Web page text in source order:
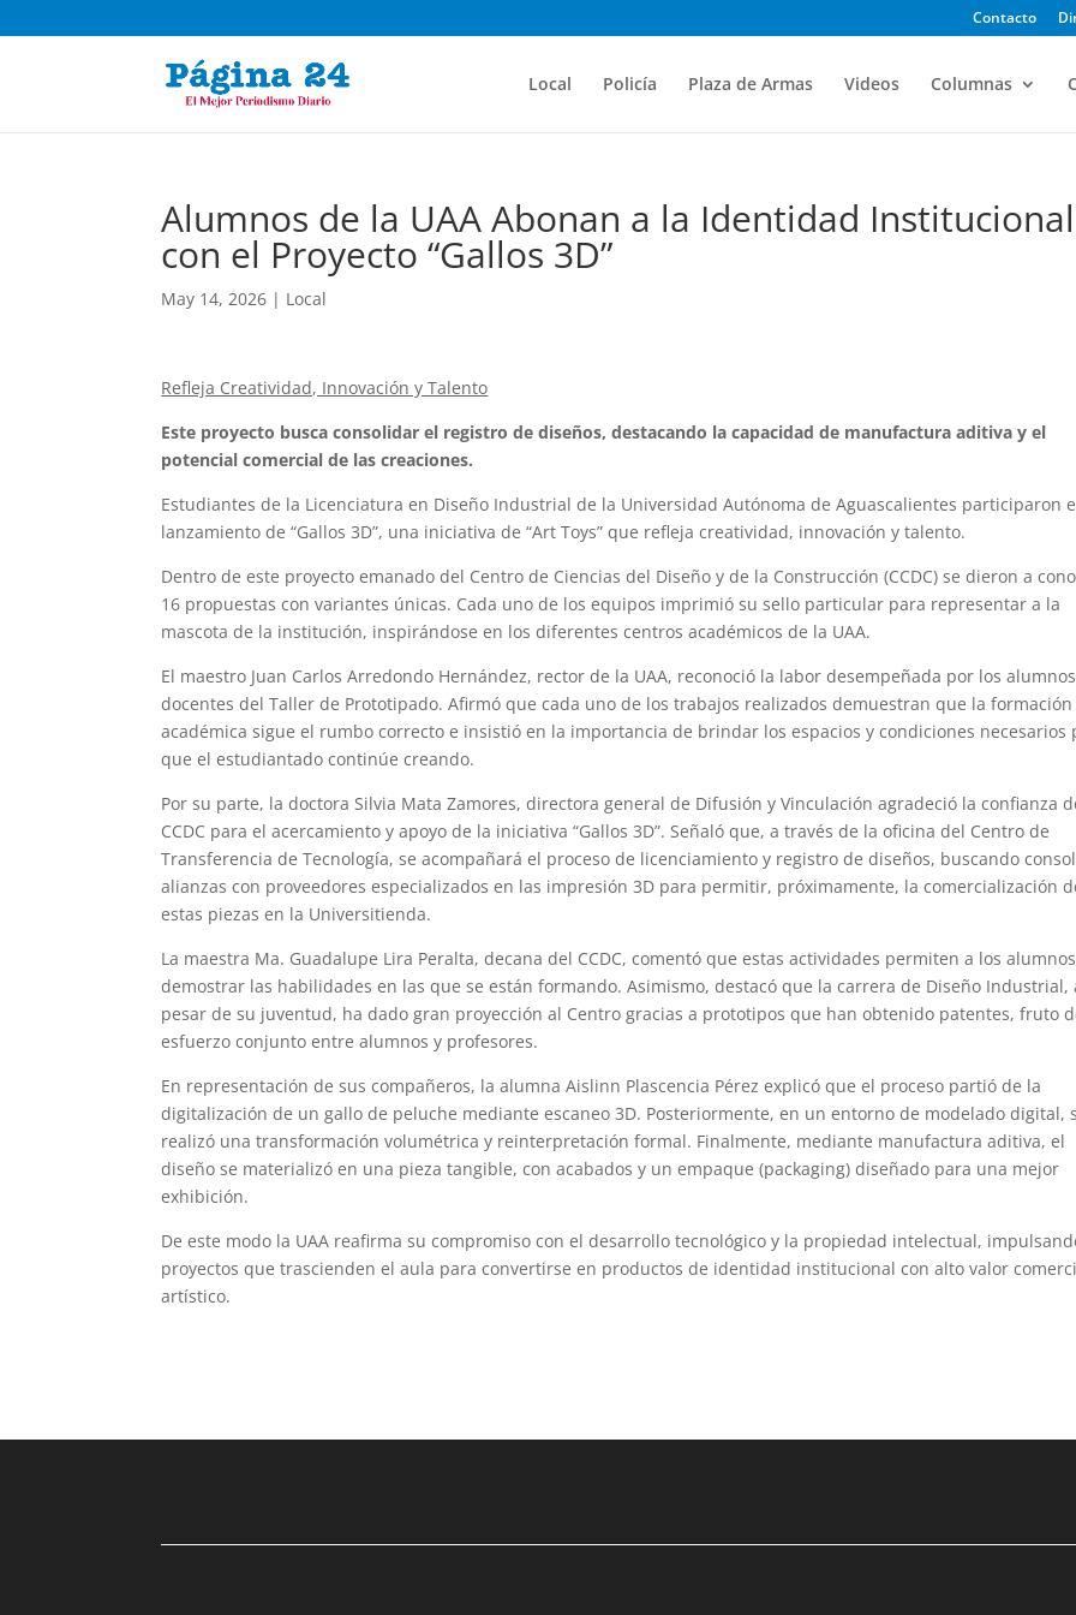
Contacto
Local Policía Plaza de Armas Videos Columnas
Alumnos de la UAA Abonan a la Identidad Institucional
con el Proyecto “Gallos 3D”
May 14, 2026 | Local
Refleja Creatividad, Innovación y Talento
Este proyecto busca consolidar el registro de diseños, destacando la capacidad de manufactura aditiva y el
potencial comercial de las creaciones.
Estudiantes de la Licenciatura en Diseño Industrial de la Universidad Autónoma de Aguascalientes participaron
lanzamiento de “Gallos 3D”, una iniciativa de “Art Toys” que refleja creatividad, innovación y talento.
Dentro de este proyecto emanado del Centro de Ciencias del Diseño y de la Construcción (CCDC) se dieron a
16 propuestas con variantes únicas. Cada uno de los equipos imprimió su sello particular para representar a la
mascota de la institución, inspirándose en los diferentes centros académicos de la UAA.
El maestro Juan Carlos Arredondo Hernández, rector de la UAA, reconoció la labor desempeñada por los
docentes del Taller de Prototipado. Afirmó que cada uno de los trabajos realizados demuestran que la formación
académica sigue el rumbo correcto e insistió en la importancia de brindar los espacios y condiciones necesarios
que el estudiantado continúe creando.
Por su parte, la doctora Silvia Mata Zamores, directora general de Difusión y Vinculación agradeció la confianza
CCDC para el acercamiento y apoyo de la iniciativa “Gallos 3D”. Señaló que, a través de la oficina del Centro de
Transferencia de Tecnología, se acompañará el proceso de licenciamiento y registro de diseños, buscando
alianzas con proveedores especializados en las impresión 3D para permitir, próximamente, la comercialización
estas piezas en la Universitienda.
La maestra Ma. Guadalupe Lira Peralta, decana del CCDC, comentó que estas actividades permiten a los alumnos
demostrar las habilidades en las que se están formando. Asimismo, destacó que la carrera de Diseño Industrial,
pesar de su juventud, ha dado gran proyección al Centro gracias a prototipos que han obtenido patentes, fruto
esfuerzo conjunto entre alumnos y profesores.
En representación de sus compañeros, la alumna Aislinn Plascencia Pérez explicó que el proceso partió de la
digitalización de un gallo de peluche mediante escaneo 3D. Posteriormente, en un entorno de modelado digital,
realizó una transformación volumétrica y reinterpretación formal. Finalmente, mediante manufactura aditiva, el
diseño se materializó en una pieza tangible, con acabados y un empaque (packaging) diseñado para una mejor
exhibición.
De este modo la UAA reafirma su compromiso con el desarrollo tecnológico y la propiedad intelectual,
proyectos que trascienden el aula para convertirse en productos de identidad institucional con alto valor
artístico.